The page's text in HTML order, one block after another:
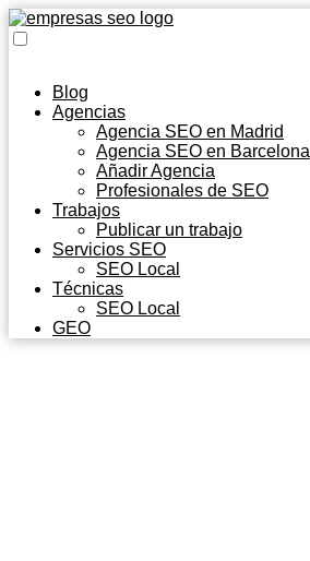
Blog
Agencias
Agencia SEO en Madrid
Agencia SEO en Barcelona
Añadir Agencia
Profesionales de SEO
Trabajos
Publicar un trabajo
Servicios SEO
SEO Local
Técnicas
SEO Local
GEO